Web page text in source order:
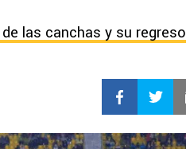
las canchas y su regreso